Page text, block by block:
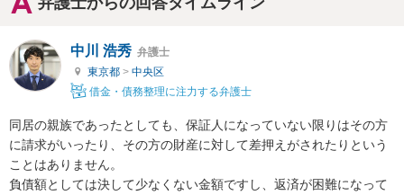
中川 浩秀 弁護士
東京都 > 中央区
借金・債務整理に注力する弁護士
同居の親族であったとしても、保証人になっていない限りはその方
に請求がいったり、その方の財産に対して差押えがされたりという
ことはありません。
負債額としては決して少なくない金額ですし、返済が困難になって